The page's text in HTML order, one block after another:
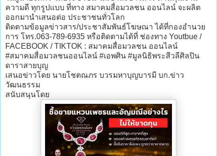
ความดี ทุกรูปแบบ ที่ทาง สมาคมสื่อมวลชน ออนไลน์ จะผลิต
ออกมานำเสนอต่อ ประชาชนทั่วโลก
ติดตามข้อมูลข่าวสาร/ประชาสัมพันธ์โฆษณา ได้ที่กองอำนวย
การ โทร.063-789-6935 หรือติดตามได้ที่ ช่องทาง Youtbue /
FACEBOOK / TIKTOK : สมาคมสื่อมวลชน ออนไลน์
#สมาคมสื่อมวลชนออนไลน์ #เอพศิน #มูลนิธิพระสีวลีศิลปิน
ดาราสายบุญ
เสนอข่าวโดย นายโชตณภร บวรมหาบุญบารมี บก.ข่าว
วัฒนธรรม
สนับสนุนโดย